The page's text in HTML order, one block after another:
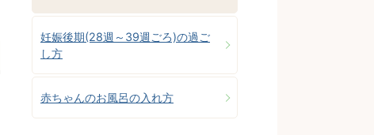
妊娠後期(28週～39週ごろ)の過ご
し方
赤ちゃんのお風呂の入れ方